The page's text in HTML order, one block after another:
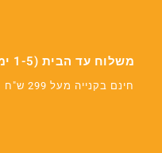
משלוח עד הבית (1-5 ימי עסקים)
חינם בקנייה מעל 299 ש"ח